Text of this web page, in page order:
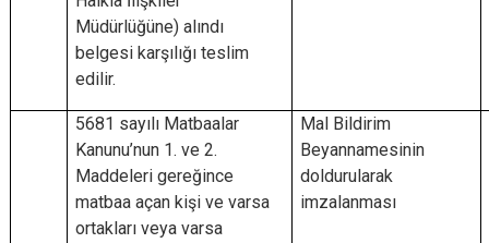
Müdürlüğüne) alındı
belgesi karşılığı teslim
edilir.
5681 sayılı Matbaalar
Kanunu’nun 1. ve 2.
Maddeleri gereğince
matbaa açan kişi ve varsa
ortakları veya varsa
Mal Bildirim
Beyannamesinin
doldurularak
imzalanması